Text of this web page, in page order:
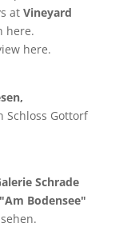
at Vineyard
here.
here.
Schloss Gottorf
Schrade
"Am Bodensee"